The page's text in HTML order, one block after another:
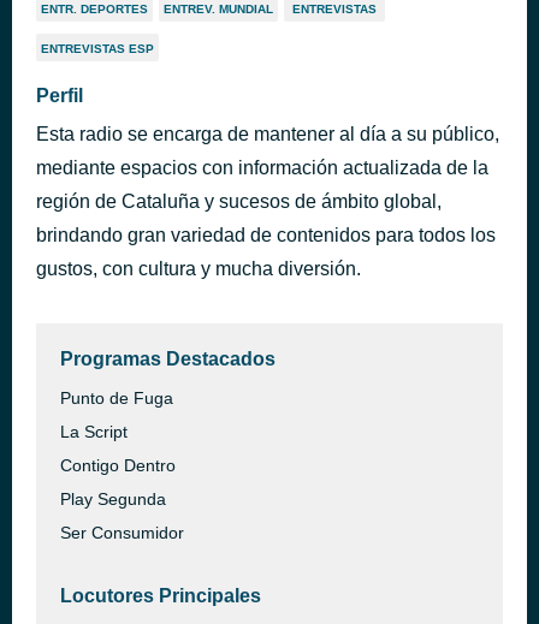
ENTR. DEPORTES ENTREV. MUNDIAL ENTREVISTAS
ENTREVISTAS ESP
Perfil
Esta radio se encarga de mantener al día a su público,
mediante espacios con información actualizada de la
región de Cataluña y sucesos de ámbito global,
brindando gran variedad de contenidos para todos los
gustos, con cultura y mucha diversión.
Programas Destacados
Punto de Fuga
La Script
Contigo Dentro
Play Segunda
Ser Consumidor
Locutores Principales